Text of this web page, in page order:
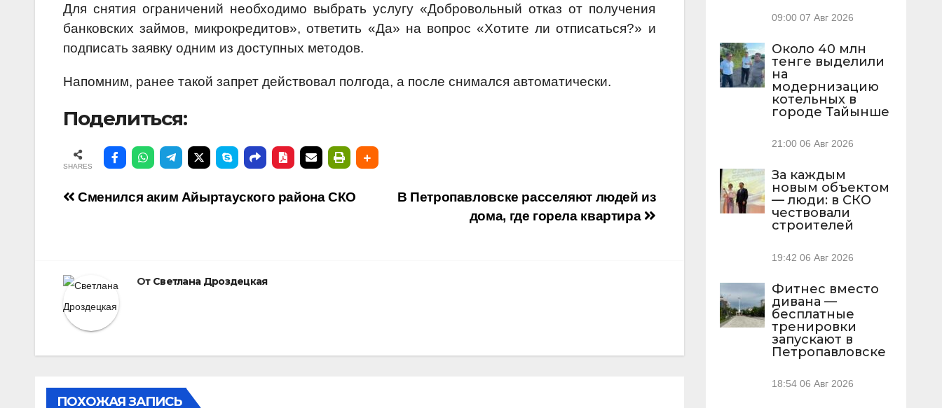
Для снятия ограничений необходимо выбрать услугу «Добровольный отказ от получения
банковских займов, микрокредитов», ответить «Да» на вопрос «Хотите ли отписаться?» и
подписать заявку одним из доступных методов.
Напомним, ранее такой запрет действовал полгода, а после снимался автоматически.
Поделиться:
SHARES
Навигация
В Петропавловске расселяют людей из
дома, где горела квартира
Сменился аким Айыртауского района СКО
От Светлана Дроздецкая
ПОХОЖАЯ ЗАПИСЬ
09:00 07 Авг 2026
Около 40 млн
тенге выделили
на
модернизацию
котельных в
городе Тайынше
21:00 06 Авг 2026
За каждым
новым объектом
— люди: в СКО
чествовали
строителей
19:42 06 Авг 2026
Фитнес вместо
дивана —
бесплатные
тренировки
запускают в
Петропавловске
18:54 06 Авг 2026